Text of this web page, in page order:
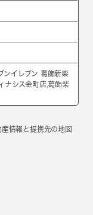
ンイレブン 葛飾新柴
ナシス金町店,葛飾柴
情報と提携先の地図